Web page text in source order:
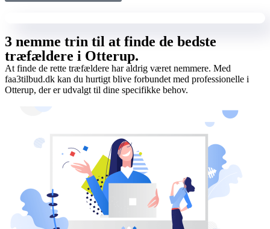
3 nemme trin til at finde de bedste
træfældere i Otterup.
At finde de rette træfældere har aldrig været nemmere. Med
faa3tilbud.dk kan du hurtigt blive forbundet med professionelle i
Otterup, der er udvalgt til dine specifikke behov.